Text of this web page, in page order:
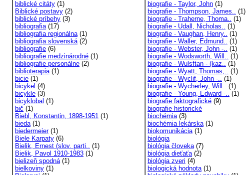
biblické citáty (1)
Biblické postavy (2)
biblické príbehy (3)
bibliografia(17)
bibliografia regionálna(1)
bibliografia slovenská(2)
bibliografie (6)
bibliografie medzinárodné (1)
bibliografie personálne (2)
biblioterapia(1)
bicie (1)
bicykel (4)
bicykle (3)
bicyklobal (1)
bič (1)
Biebl, Konstantin, 1898-1951 (1)
bieda(1)
biedermeier(1)
Biele Karpaty (6)
Bielik, Ernest (slov. parti.. (1)
Bielik, Pavol 1910-1983 (1)
bielizeň spodná(1)
bielkoviny (1)
biografie - Taylor, John (1)
biografie - Thompson, James.. (1)
biografie - Traherne, Thoma.. (1)
biografie - Udall, Nicholas.. (1)
biografie - Vaughan, Henry.. (1)
biografie - Waller, Edmund.. (1)
biografie - Webster, John -.. (1)
biografie - Wodsworth, Will.. (1)
biografie - Wulsftan - (kaz.. (1)
biografie - Wyatt, Thomas,.. (1)
biografie - Wyclif, John -.. (1)
biografie - Wycherley, Will.. (1)
biografie - Young, Edward -.. (1)
biografie faktografické (9)
biografie historické
biochémia(3)
biochémia lekárska(1)
biokomunikácia(1)
biológia
biológia človeka(7)
biológia dieťaťa(2)
biológia zveri (4)
biologická hodnota(1)